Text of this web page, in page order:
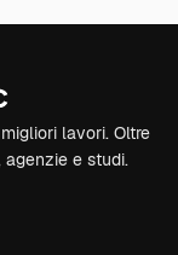
lavori. Oltre
agenzie e studi.